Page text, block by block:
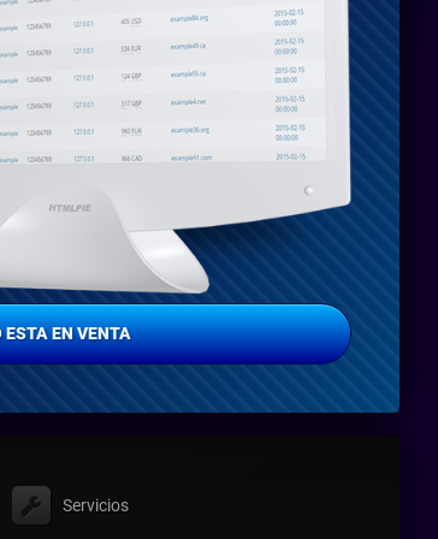
ESTA EN VENTA
Servicios